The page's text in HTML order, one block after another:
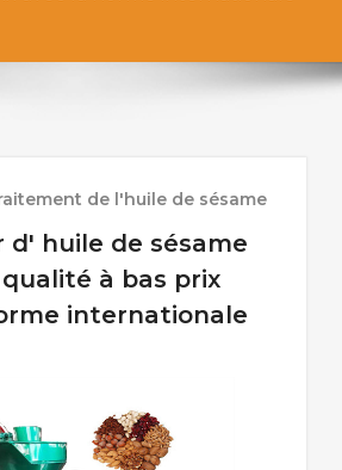
de l'huile de sésame
d' huile de sésame
à bas prix
internationale